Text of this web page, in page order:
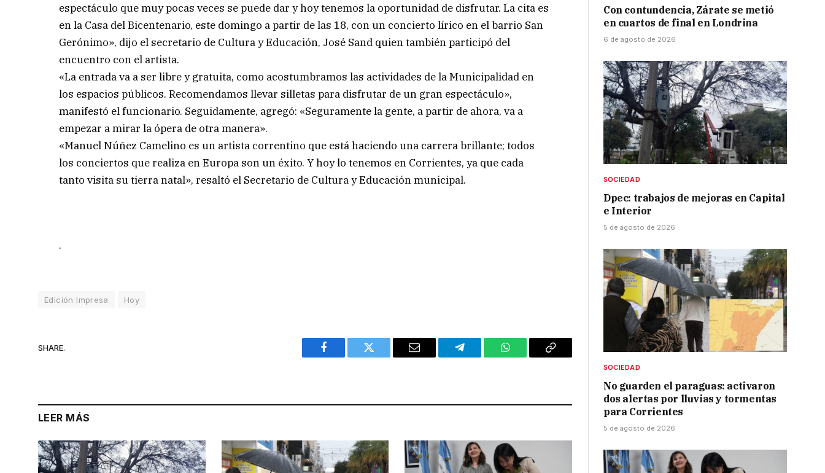
espectáculo que muy pocas veces se puede dar y hoy tenemos la oportunidad de disfrutar. La cita es
en la Casa del Bicentenario, este domingo a partir de las 18, con un concierto lírico en el barrio San
Gerónimo», dijo el secretario de Cultura y Educación, José Sand quien también participó del
encuentro con el artista.
«La entrada va a ser libre y gratuita, como acostumbramos las actividades de la Municipalidad en
los espacios públicos. Recomendamos llevar silletas para disfrutar de un gran espectáculo»,
manifestó el funcionario. Seguidamente, agregó: «Seguramente la gente, a partir de ahora, va a
empezar a mirar la ópera de otra manera».
«Manuel Núñez Camelino es un artista correntino que está haciendo una carrera brillante; todos
los conciertos que realiza en Europa son un éxito. Y hoy lo tenemos en Corrientes, ya que cada
tanto visita su tierra natal», resaltó el Secretario de Cultura y Educación municipal.
.
Edición Impresa Hoy
SHARE.
Facebook Twitter Email Telegram WhatsAppCopy
LEER MÁS
Con contundencia, Zárate se metió
en cuartos de final en Londrina
6 de agosto de 2026
SOCIEDAD
Dpec: trabajos de mejoras en Capital
e Interior
5 de agosto de 2026
SOCIEDAD
No guarden el paraguas: activaron
dos alertas por lluvias y tormentas
para Corrientes
5 de agosto de 2026